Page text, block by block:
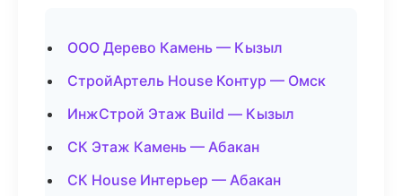
ООО Дерево Камень — Кызыл
СтройАртель House Контур — Омск
ИнжСтрой Этаж Build — Кызыл
СК Этаж Камень — Абакан
СК House Интерьер — Абакан